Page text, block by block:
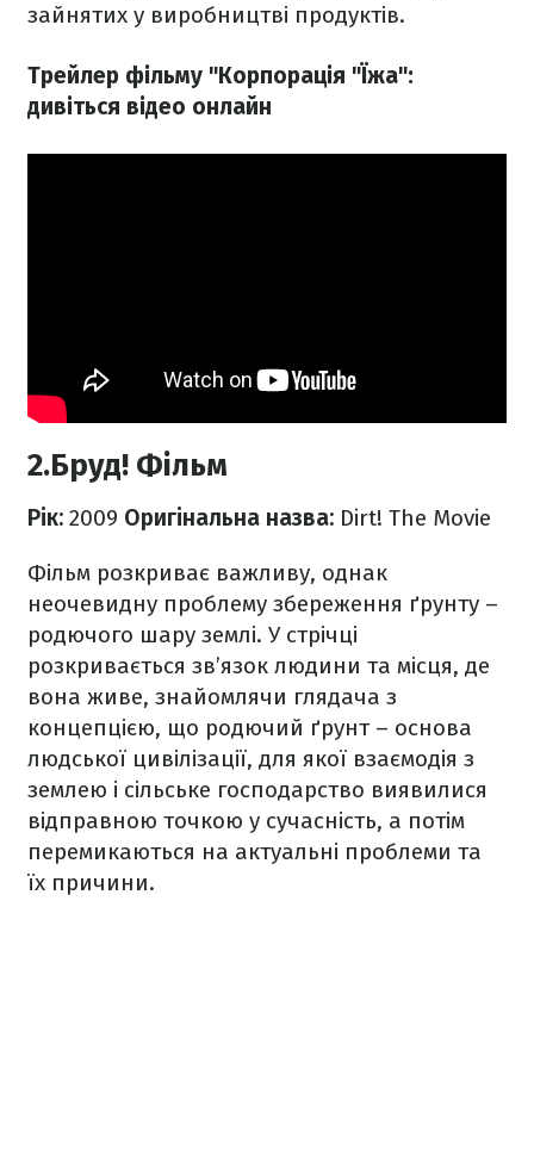
зайнятих у виробництві продуктів.
Трейлер фільму "Корпорація "Їжа":
дивіться відео онлайн
2.Бруд! Фільм
Рік: 2009 Оригінальна назва: Dirt! The Movie
Фільм розкриває важливу, однак
неочевидну проблему збереження ґрунту –
родючого шару землі. У стрічці
розкривається зв’язок людини та місця, де
вона живе, знайомлячи глядача з
концепцією, що родючий ґрунт – основа
людської цивілізації, для якої взаємодія з
землею і сільське господарство виявилися
відправною точкою у сучасність, а потім
перемикаються на актуальні проблеми та
їх причини.